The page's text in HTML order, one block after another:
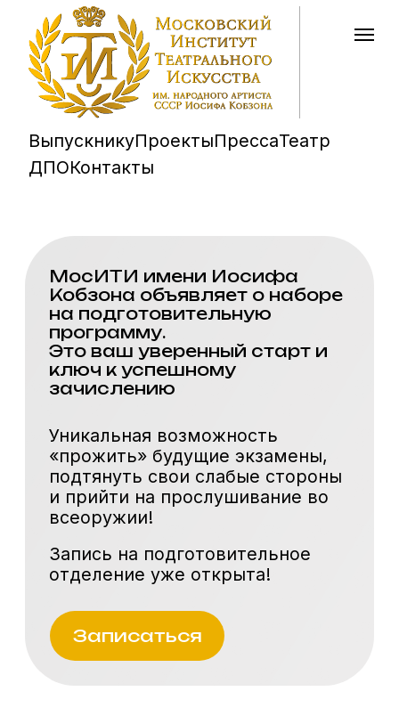
ВыпускникуПроектыПрессаТеатр
Контакты
программу.
Это ваш уверенный старт и
зачислению
Запись на подготовительное
Уникальная возможность
«прожить» будущие экзамены,
подтянуть свои слабые стороны
и прийти на прослушивание во
всеоружии!
Записаться
Раскрой свой талант в
МосИТИ им. Кобзона!